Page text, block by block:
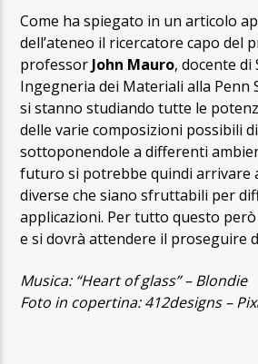
Come ha spiegato in un articolo
dell’ateneo il ricercatore capo del
professor John Mauro, docente di
Ingegneria dei Materiali alla Penn
si stanno studiando tutte le
delle varie composizioni possibili
sottoponendole a differenti
futuro si potrebbe quindi arrivare
diverse che siano sfruttabili per
applicazioni. Per tutto questo però
e si dovrà attendere il proseguire
Musica: “Heart of glass” – Blondie
Foto in copertina: 412designs –